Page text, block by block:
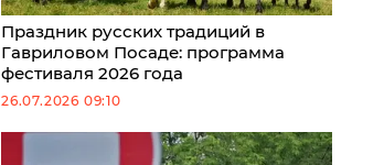
Праздник русских традиций в
Гавриловом Посаде: программа
фестиваля 2026 года
26.07.2026 09:10